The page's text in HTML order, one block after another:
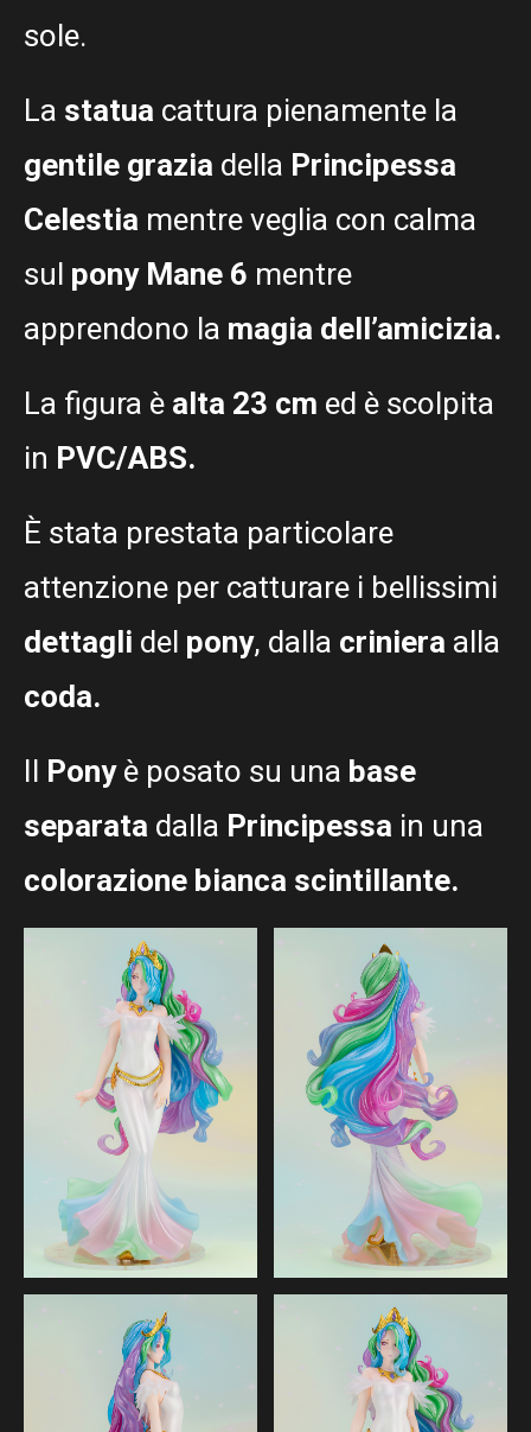
sole.
La statua cattura pienamente la
gentile grazia della Principessa
Celestia mentre veglia con calma
sul pony Mane 6 mentre
apprendono la magia dell’amicizia.
La figura è alta 23 cm ed è scolpita
in PVC/ABS.
È stata prestata particolare
attenzione per catturare i bellissimi
dettagli del pony, dalla criniera alla
coda.
Il Ponyè posato su una base
separata dalla Principessa in una
colorazione bianca scintillante.